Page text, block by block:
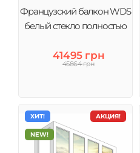
Французский балкон WDS
белый стекло полностью
41495 грн
45864 грн
АКЦИЯ!
ХИТ!
NEW!